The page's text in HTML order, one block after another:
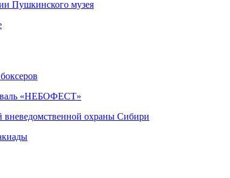
Пушкинского музея
«НЕБОФЕСТ»
вневедомственной охраны Сибири